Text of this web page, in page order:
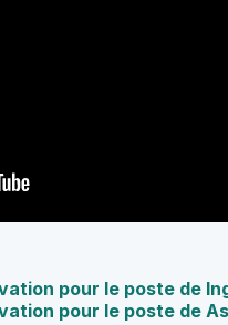
pour le poste de
pour le poste de